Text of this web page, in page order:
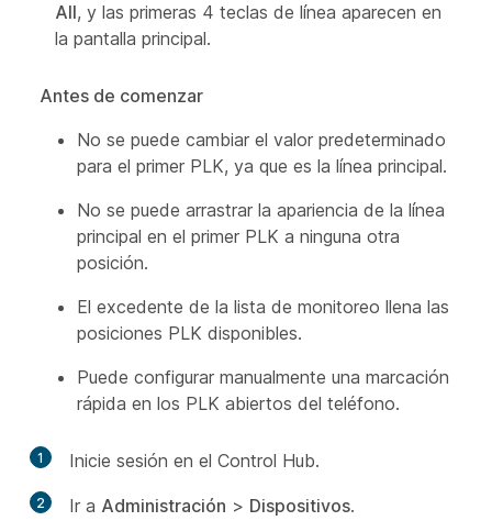
All, y las primeras 4 teclas de línea aparecen en
la pantalla principal.
Antes de comenzar
No se puede cambiar el valor predeterminado
para el primer PLK, ya que es la línea principal.
No se puede arrastrar la apariencia de la línea
principal en el primer PLK a ninguna otra
posición.
El excedente de la lista de monitoreo llena las
posiciones PLK disponibles.
Puede configurar manualmente una marcación
rápida en los PLK abiertos del teléfono.
1 Inicie sesión en el Control Hub.
2 Ir a Administración > Dispositivos.